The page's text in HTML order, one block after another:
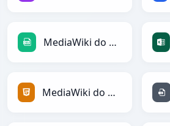
MediaWiki do CSV
MediaWiki do HTML